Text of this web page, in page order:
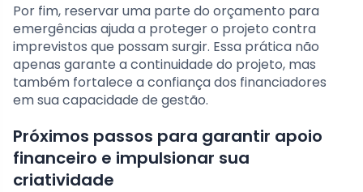
Por fim, reservar uma parte do orçamento para
emergências ajuda a proteger o projeto contra
imprevistos que possam surgir. Essa prática não
apenas garante a continuidade do projeto, mas
também fortalece a confiança dos financiadores
em sua capacidade de gestão.
Próximos passos para garantir apoio
financeiro e impulsionar sua
criatividade